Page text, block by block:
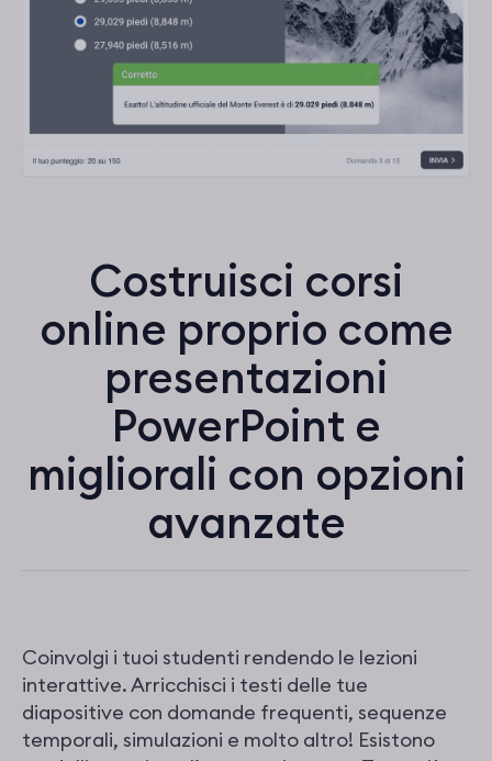
Costruisci corsi
online proprio come
presentazioni
PowerPoint e
migliorali con opzioni
avanzate
Coinvolgi i tuoi studenti rendendo le lezioni
interattive. Arricchisci i testi delle tue
diapositive con domande frequenti, sequenze
temporali, simulazioni e molto altro! Esistono